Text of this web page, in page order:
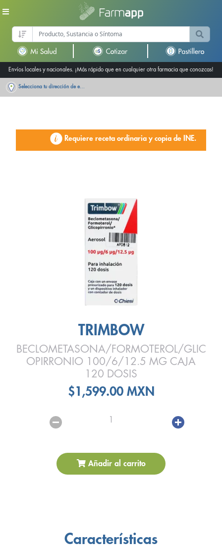
Envíos locales y nacionales. ¡Más rápido que en cualquier otra farmacia que conozcas!
Selecciona tu dirección de entrega
Requiere receta ordinaria y copia de INE.
TRIMBOW
BECLOMETASONA/FORMOTEROL/GLIC
OPIRRONIO 100/6/12.5 MG CAJA
120 DOSIS
$1,599.00 MXN
1
Añadir al carrito
Características